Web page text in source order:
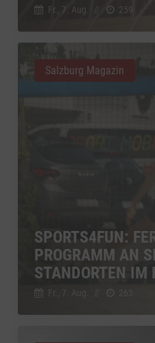
Fr., 7. Aug. // 259
SPORTS4FUN:
PROGRAMM AN
STANDORTEN IM
Fr., 7. Aug. 263
Salzburg Magazin